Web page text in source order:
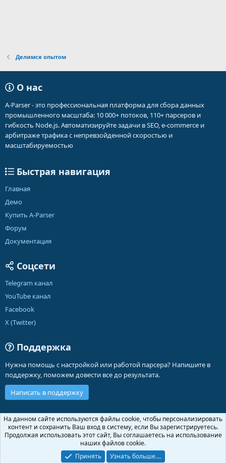
Делимся опытом
О нас
A-Parser - это профессиональная платформа для сбора данных
промышленного масштаба: 10 000+ потоков, 110+ парсеров и
гибкость Node.js. Автоматизируйте задачи в SEO, e-commerce и
арбитраже трафика с непревзойденной скоростью и
масштабируемостью
Быстрая навигация
Главная
Демо
Купить A-Parser
Форум
Документация
Соцсети
Telegram канал
YouTube канал
Facebook
X (Twitter)
Поддержка
Нужна помощь с настройкой или работой парсера? Напишите в
поддержку, поможем довести все до результата.
Написать в поддержку
Russian (RU)
Обратная связь
Условия и правила
Политика конфиденциальности
Помощь
Community platform by XenForo ® © 2010-2026 XenForo Ltd.
На данном сайте используются файлы cookie, чтобы персонализировать
контент и сохранить Ваш вход в систему, если Вы зарегистрируетесь.
Продолжая использовать этот сайт, Вы соглашаетесь на использование
наших файлов cookie.
Принять
Узнать больше.…